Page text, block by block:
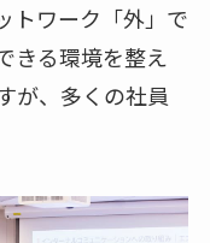
トワーク「外」で
きる環境を整え
が、多くの社員